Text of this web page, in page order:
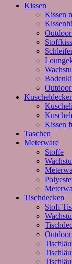
Kissen
Kissen
Kissen
Taschen
Meterware
Stoffe
Tischdecken
Stoff